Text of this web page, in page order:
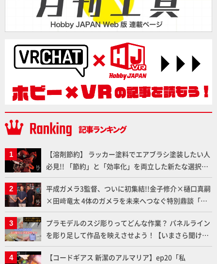
【溶剤節約】 ラッカー塗料でエアブラシ塗装したい人
必見!! 「節約」と「効率化」を両立した新たな選択肢
「カートリッジ式エアーブラシ FLYER-SR2」の使い心
地を「HG ブルーティッシュドッグ」で検証！
平成ガメラ3監督、ついに初集結!!金子修介×樋口真嗣
×田﨑竜太 4体のガメラを未来へつなぐ特別鼎談「ガ
メラ永久保存化プロジェクト FINAL」
プラモデルのスジ彫りってどんな作業？ パネルライン
を彫り足して作品を映えさせよう！【いまさら聞けな
いプラモデルの基礎：スジ彫りとパネルライン】
【コードギアス 新潔のアルマリア】ep20「私